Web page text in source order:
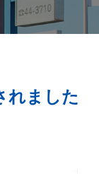
れました